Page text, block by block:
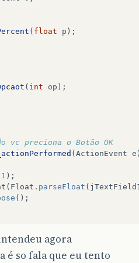
( float p );
( int op );
vc preciona o Botão OK
( ActionEvent e
1 );
( Float . parseFloat (
();
agora
é so fala que eu tento